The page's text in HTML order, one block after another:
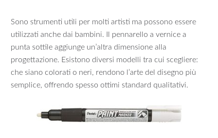
Sono strumenti utili per molti artisti ma possono essere
utilizzati anche dai bambini. Il pennarello a vernice a
punta sottile aggiunge un’altra dimensione alla
progettazione. Esistono diversi modelli tra cui scegliere:
che siano colorati o neri, rendono l’arte del disegno più
semplice, offrendo spesso ottimi standard qualitativi.